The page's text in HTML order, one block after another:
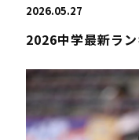
2026.05.27
2026中学最新ラン